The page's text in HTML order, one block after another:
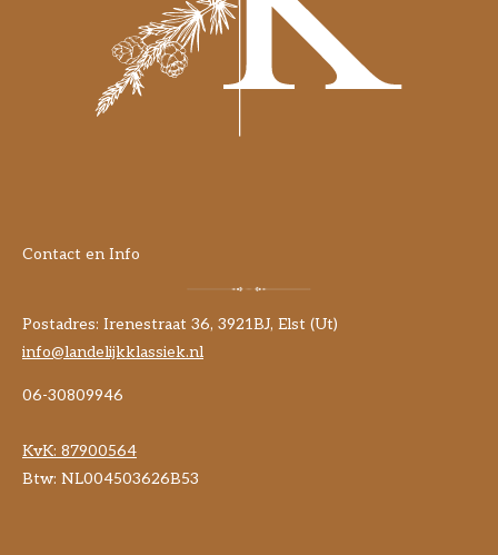
Contact en Info
Postadres: Irenestraat 36, 3921BJ, Elst (Ut)
info@landelijkklassiek.nl
06-30809946
KvK: 87900564
Btw: NL004503626B53